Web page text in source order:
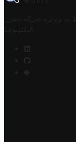
به وتديره
شركة مخزن
التكنولوجيا